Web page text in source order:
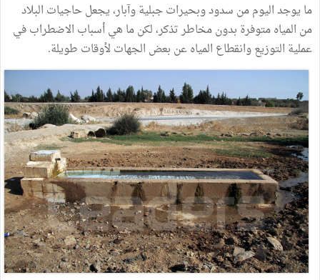
ما يوجد اليوم من سدود وبحيرات جبلية وآبار، يجعل حاجيات البلاد
من المياه متوفرة بدون مخاطر تذكر، لكن ما هي أسباب الاضطراب في
عملية التوزيع وانقطاع المياه عن بعض الجهات لأوقات طويلة.